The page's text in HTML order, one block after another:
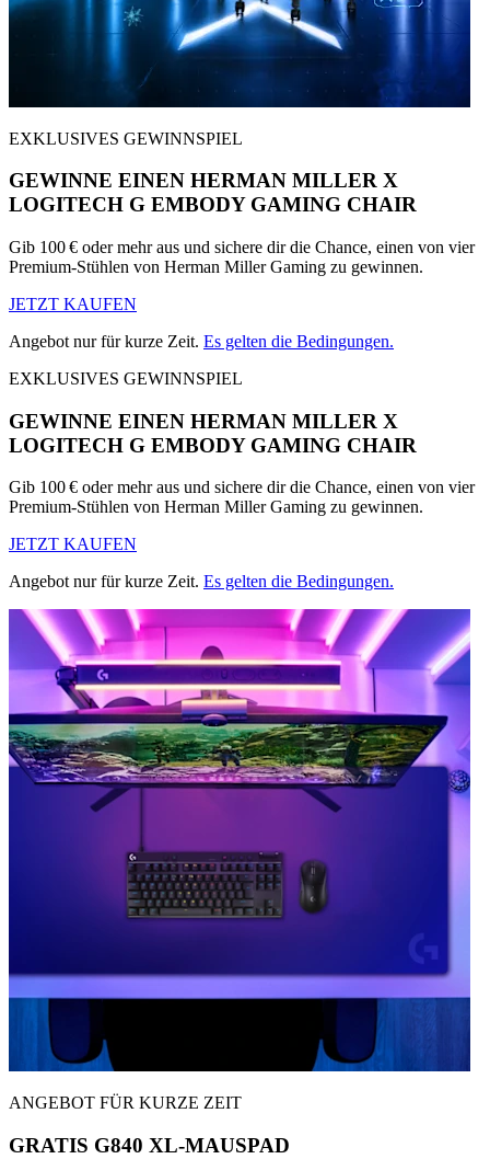
EXKLUSIVES GEWINNSPIEL
GEWINNE EINEN HERMAN MILLER X
LOGITECH G EMBODY GAMING CHAIR
Gib 100 € oder mehr aus und sichere dir die Chance, einen von vier
Premium-Stühlen von Herman Miller Gaming zu gewinnen.
JETZT KAUFEN
Angebot nur für kurze Zeit. Es gelten die Bedingungen.
EXKLUSIVES GEWINNSPIEL
GEWINNE EINEN HERMAN MILLER X
LOGITECH G EMBODY GAMING CHAIR
Gib 100 € oder mehr aus und sichere dir die Chance, einen von vier
Premium-Stühlen von Herman Miller Gaming zu gewinnen.
JETZT KAUFEN
Angebot nur für kurze Zeit. Es gelten die Bedingungen.
ANGEBOT FÜR KURZE ZEIT
GRATIS G840 XL-MAUSPAD